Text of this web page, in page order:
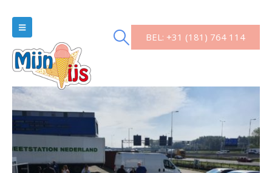
BEL: +31 (181) 764 114